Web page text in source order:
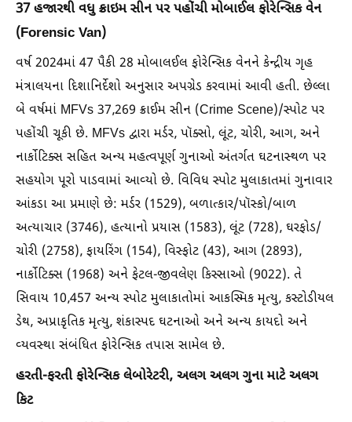
37 હજારથી વધુ ક્રાઇમ સીન પર પહોંચી મોબાઈલ ફોરેન્સિક વેન
(Forensic Van)
વર્ષ 2024માં 47 પૈકી 28 મોબાલઈલ ફોરેન્સિક વેનને કેન્દ્રીય ગૃહ
મંત્રાલયના દિશાનિર્દેશો અનુસાર અપગ્રેડ કરવામાં આવી હતી. છેલ્લા
બે વર્ષમાં MFVs 37,269 ક્રાઈમ સીન (Crime Scene)/સ્પોટ પર
પહોંચી ચૂકી છે. MFVs દ્વારા મર્ડર, પૉક્સો, લૂંટ, ચોરી, આગ, અને
નાર્કોટિક્સ સહિત અન્ય મહત્વપૂર્ણ ગુનાઓ અંતર્ગત ઘટનાસ્થળ પર
સહયોગ પૂરો પાડવામાં આવ્યો છે. વિવિધ સ્પોટ મુલાકાતમાં ગુનાવાર
આંકડા આ પ્રમાણે છે: મર્ડર (1529), બળાત્કાર/પૉસ્કો/બાળ
અત્યાચાર (3746), હત્યાનો પ્રયાસ (1583), લૂંટ (728), ઘરફોડ/
ચોરી (2758), ફાયરિંગ (154), વિસ્ફોટ (43), આગ (2893),
નાર્કોટિક્સ (1968) અને ફેટલ-જીવલેણ કિસ્સાઓ (9022). તે
સિવાય 10,457 અન્ય સ્પોટ મુલાકાતોમાં આકસ્મિક મૃત્યુ, કસ્ટોડીયલ
ડેથ, અપ્રાકૃતિક મૃત્યુ, શંકાસ્પદ ઘટનાઓ અને અન્ય કાયદો અને
વ્યવસ્થા સંબંધિત ફોરેન્સિક તપાસ સામેલ છે.
હરતી-ફરતી ફોરેન્સિક લેબોરેટરી, અલગ અલગ ગુના માટે અલગ
કિટ